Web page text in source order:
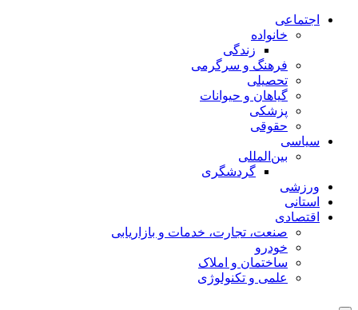
اجتماعی
خانواده
زندگی
فرهنگ و سرگرمی
تحصیلی
گیاهان و حیوانات
پزشکی
حقوقی
سیاسی
بین‌المللی
گردشگری
ورزشی
استانی
اقتصادی
صنعت، تجارت، خدمات و بازاریابی
خودرو
ساختمان و املاک
علمی و تکنولوژی